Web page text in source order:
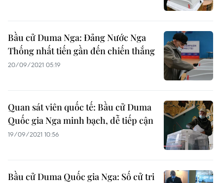
Bầu cử Duma Nga: Đảng Nước Nga
Thống nhất tiến gần đến chiến thắng
20/09/2021 05:19
Quan sát viên quốc tế: Bầu cử Duma
Quốc gia Nga minh bạch, dễ tiếp cận
19/09/2021 10:56
Bầu cử Duma Quốc gia Nga: Số cử tri